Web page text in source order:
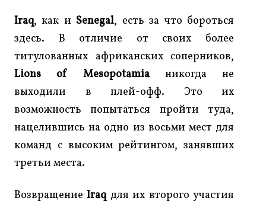
Iraq, как и Senegal, есть за что бороться
здесь. В отличие от своих более
титулованных африканских соперников,
Lions of Mesopotamiaникогда не
выходили в плей-офф. Это их
возможность попытаться пройти туда,
нацелившись на одно из восьми мест для
команд с высоким рейтингом, занявших
третьи места.
ВозвращениеIraq для их второго участия